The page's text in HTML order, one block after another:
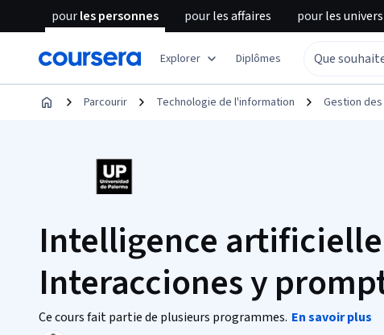
pourles personnes pourles affaires pourles
Explorer Diplômes
Parcourir Technologie de l'information Gestion
Intelligence artificielle
Interacciones y
Ce cours fait partie de plusieurs programmes. En savoir plus